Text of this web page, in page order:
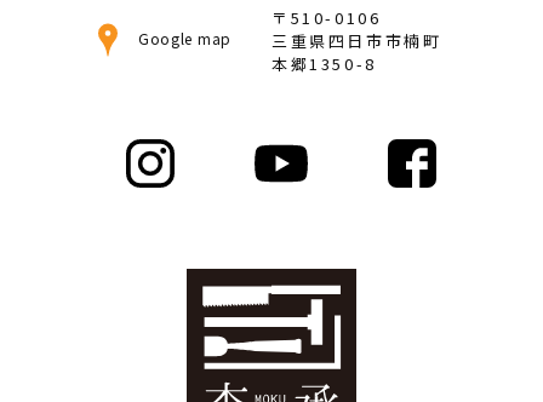
Google map
〒510-0106
三重県四日市市楠町
本郷1350-8